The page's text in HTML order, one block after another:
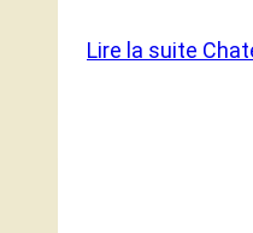
Lire la suite